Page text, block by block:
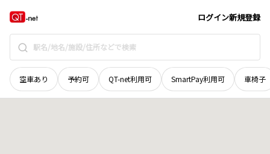
ログイン新規登録
空車あり 予約可 QT-net利用可 SmartPay利用可 車椅子
宮城県